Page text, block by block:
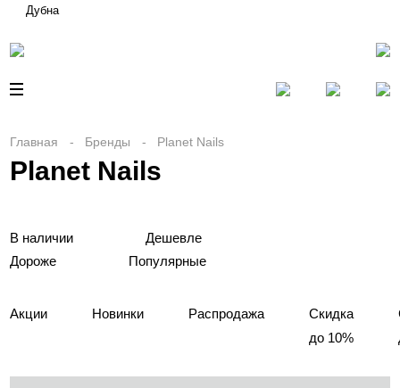
Дубна
Главная Бренды Planet Nails
Planet Nails
В наличии
Дешевле
Дороже
Популярные
Акции Новинки Распродажа
Скидка
до 10%